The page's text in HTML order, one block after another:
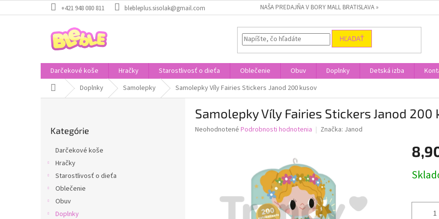
na
+421 948 080 811 blebleplus.sisolak@gmail.com NAŠA PREDAJŇA V BORY MALL BRATISLAVA »
HĽADAŤ
Darčekové koše Hračky Starostlivosť o dieťa Oblečenie Obuv Doplnky Detská izba
DomovDoplnky Samolepky Samolepky Víly Fairies Stickers Janod 200 kusov
kategórie
Kategórie
Darčekové koše
Hračky
Starostlivosť o dieťa
Oblečenie
Obuv
Doplnky
Samolepky Víly Fairies Stickers Janod 200
Priemerné
hviezdičiek.
Neohodnotené Podrobnosti hodnotenia Značka: Janod
cena: